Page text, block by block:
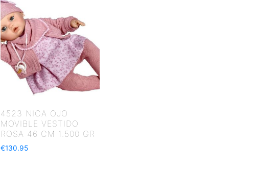
4523 NICA OJO
MOVIBLE VESTIDO
ROSA 46 CM 1.500 GR
€130.95